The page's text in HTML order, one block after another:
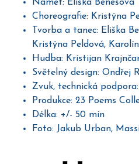
Námět: Eliška Benešová
Choreografie: Kristýna
Tvorba a tanec: Eliška
Kristýna Peldová,
Hudba: Kristijan
Světelný design: Ondřej
Zvuk, technická
Produkce: 23 Poems
Délka: +/- 50 min
Foto: Jakub Urban,